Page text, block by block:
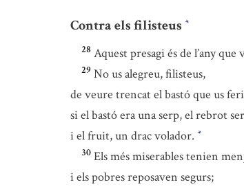
Contra els filisteus *
28 Aquest presagi és de l’any
29 No us alegreu, filisteus,
de veure trencat el bastó que us
si el bastó era una serp, el rebrot
i el fruit, un drac volador. *
30 Els més miserables tenien
i els pobres reposaven segurs;